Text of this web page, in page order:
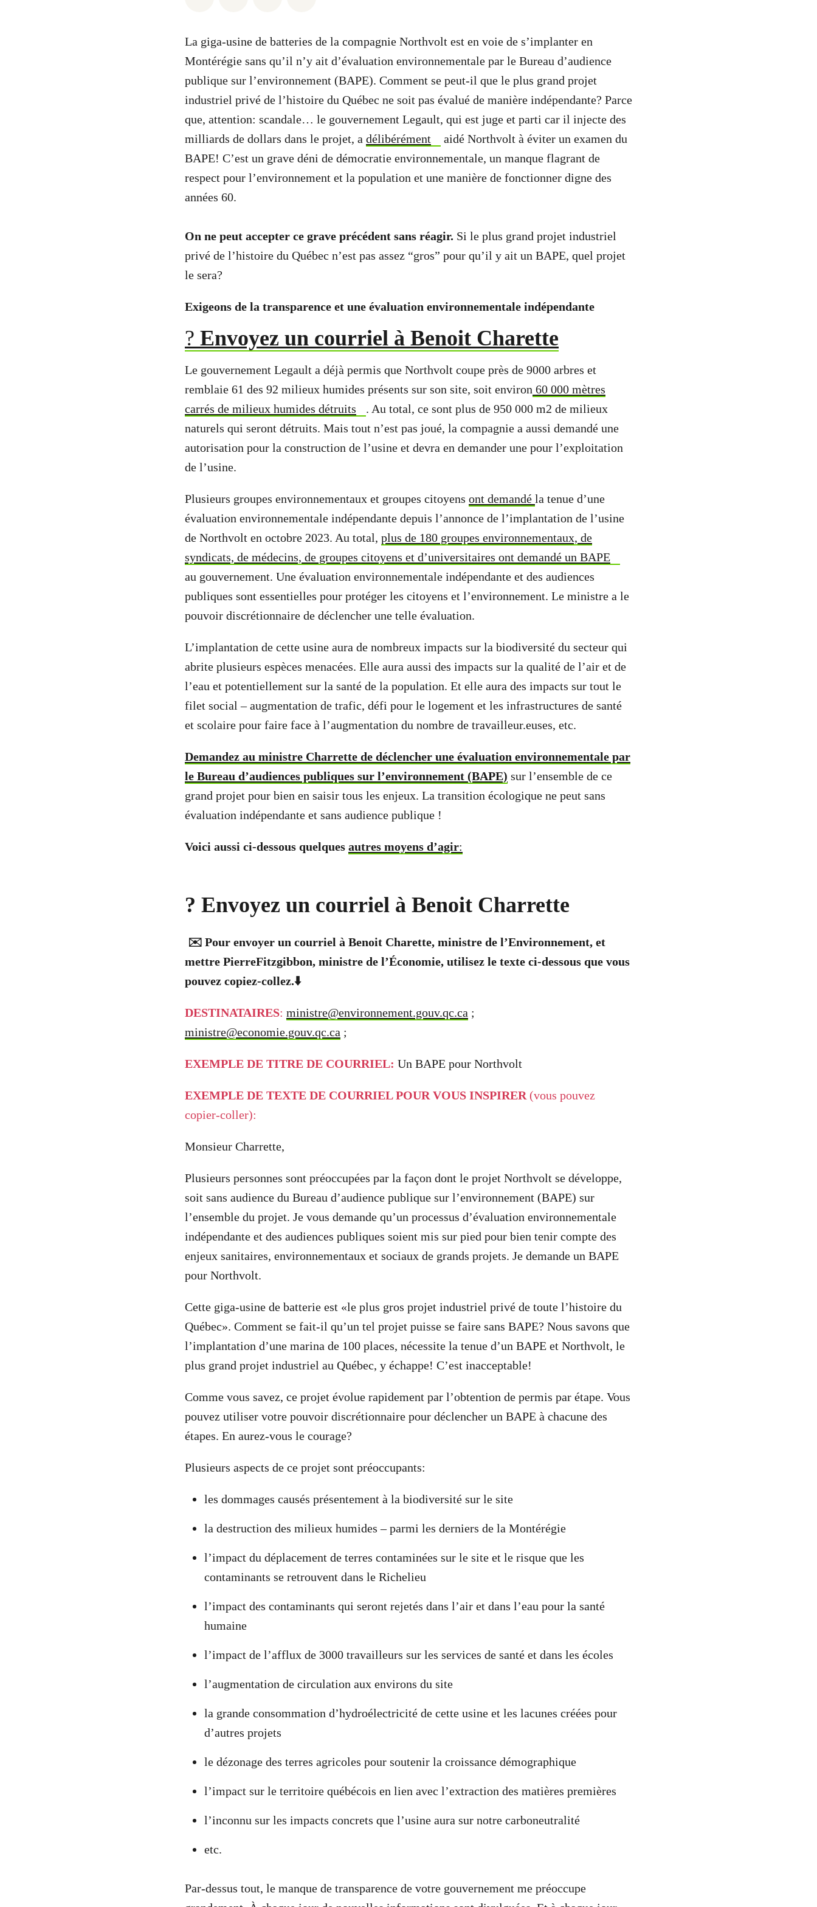
La giga-usine de batteries de la compagnie Northvolt est en voie de s’implanter en
Montérégie sans qu’il n’y ait d’évaluation environnementale par le Bureau d’audience
publique sur l’environnement (BAPE). Comment se peut-il que le plus grand projet
industriel privé de l’histoire du Québec ne soit pas évalué de manière indépendante? Parce
que, attention: scandale… le gouvernement Legault, qui est juge et parti car il injecte des
milliards de dollars dans le projet, a délibérément
aidé Northvolt à éviter un examen du
BAPE! C’est un grave déni de démocratie environnementale, un manque flagrant de
respect pour l’environnement et la population et une manière de fonctionner digne des
années 60.
On ne peut accepter ce grave précédent sans réagir. Si le plus grand projet industriel
privé de l’histoire du Québec n’est pas assez “gros” pour qu’il y ait un BAPE, quel projet
le sera?
Exigeons de la transparence et une évaluation environnementale indépendante
? Envoyez un courriel à Benoit Charette
Le gouvernement Legault a déjà permis que Northvolt coupe près de 9000 arbres et
remblaie 61 des 92 milieux humides présents sur son site, soit environ 60 000 mètres
carrés de milieux humides détruits
. Au total, ce sont plus de 950 000 m2 de milieux
naturels qui seront détruits. Mais tout n’est pas joué, la compagnie a aussi demandé une
autorisation pour la construction de l’usine et devra en demander une pour l’exploitation
de l’usine.
Plusieurs groupes environnementaux et groupes citoyens ont demandé la tenue d’une
évaluation environnementale indépendante depuis l’annonce de l’implantation de l’usine
de Northvolt en octobre 2023. Au total, plus de 180 groupes environnementaux, de
syndicats, de médecins, de groupes citoyens et d’universitaires ont demandé un BAPE
au gouvernement. Une évaluation environnementale indépendante et des audiences
publiques sont essentielles pour protéger les citoyens et l’environnement. Le ministre a le
pouvoir discrétionnaire de déclencher une telle évaluation.
L’implantation de cette usine aura de nombreux impacts sur la biodiversité du secteur qui
abrite plusieurs espèces menacées. Elle aura aussi des impacts sur la qualité de l’air et de
l’eau et potentiellement sur la santé de la population. Et elle aura des impacts sur tout le
filet social – augmentation de trafic, défi pour le logement et les infrastructures de santé
et scolaire pour faire face à l’augmentation du nombre de travailleur.euses, etc.
Demandez au ministre Charrette de déclencher une évaluation environnementale par
le Bureau d’audiences publiques sur l’environnement (BAPE) sur l’ensemble de ce
grand projet pour bien en saisir tous les enjeux. La transition écologique ne peut sans
évaluation indépendante et sans audience publique !
Voici aussi ci-dessous quelques autres moyens d’agir:
? Envoyez un courriel à Benoit Charrette
✉️ Pour envoyer un courriel à Benoit Charette, ministre de l’Environnement, et
mettre PierreFitzgibbon, ministre de l’Économie, utilisez le texte ci-dessous que vous
pouvez copiez-collez.⬇️
DESTINATAIRES: ministre@environnement.gouv.qc.ca ;
ministre@economie.gouv.qc.ca ;
EXEMPLE DE TITRE DE COURRIEL: Un BAPE pour Northvolt
EXEMPLE DE TEXTE DE COURRIEL POUR VOUS INSPIRER (vous pouvez
copier-coller):
Monsieur Charrette,
Plusieurs personnes sont préoccupées par la façon dont le projet Northvolt se développe,
soit sans audience du Bureau d’audience publique sur l’environnement (BAPE) sur
l’ensemble du projet. Je vous demande qu’un processus d’évaluation environnementale
indépendante et des audiences publiques soient mis sur pied pour bien tenir compte des
enjeux sanitaires, environnementaux et sociaux de grands projets. Je demande un BAPE
pour Northvolt.
Cette giga-usine de batterie est «le plus gros projet industriel privé de toute l’histoire du
Québec». Comment se fait-il qu’un tel projet puisse se faire sans BAPE? Nous savons que
l’implantation d’une marina de 100 places, nécessite la tenue d’un BAPE et Northvolt, le
plus grand projet industriel au Québec, y échappe! C’est inacceptable!
Comme vous savez, ce projet évolue rapidement par l’obtention de permis par étape. Vous
pouvez utiliser votre pouvoir discrétionnaire pour déclencher un BAPE à chacune des
étapes. En aurez-vous le courage?
Plusieurs aspects de ce projet sont préoccupants:
les dommages causés présentement à la biodiversité sur le site
la destruction des milieux humides – parmi les derniers de la Montérégie
l’impact du déplacement de terres contaminées sur le site et le risque que les
contaminants se retrouvent dans le Richelieu
l’impact des contaminants qui seront rejetés dans l’air et dans l’eau pour la santé
humaine
l’impact de l’afflux de 3000 travailleurs sur les services de santé et dans les écoles
l’augmentation de circulation aux environs du site
la grande consommation d’hydroélectricité de cette usine et les lacunes créées pour
d’autres projets
le dézonage des terres agricoles pour soutenir la croissance démographique
l’impact sur le territoire québécois en lien avec l’extraction des matières premières
l’inconnu sur les impacts concrets que l’usine aura sur notre carboneutralité
etc.
Par-dessus tout, le manque de transparence de votre gouvernement me préoccupe